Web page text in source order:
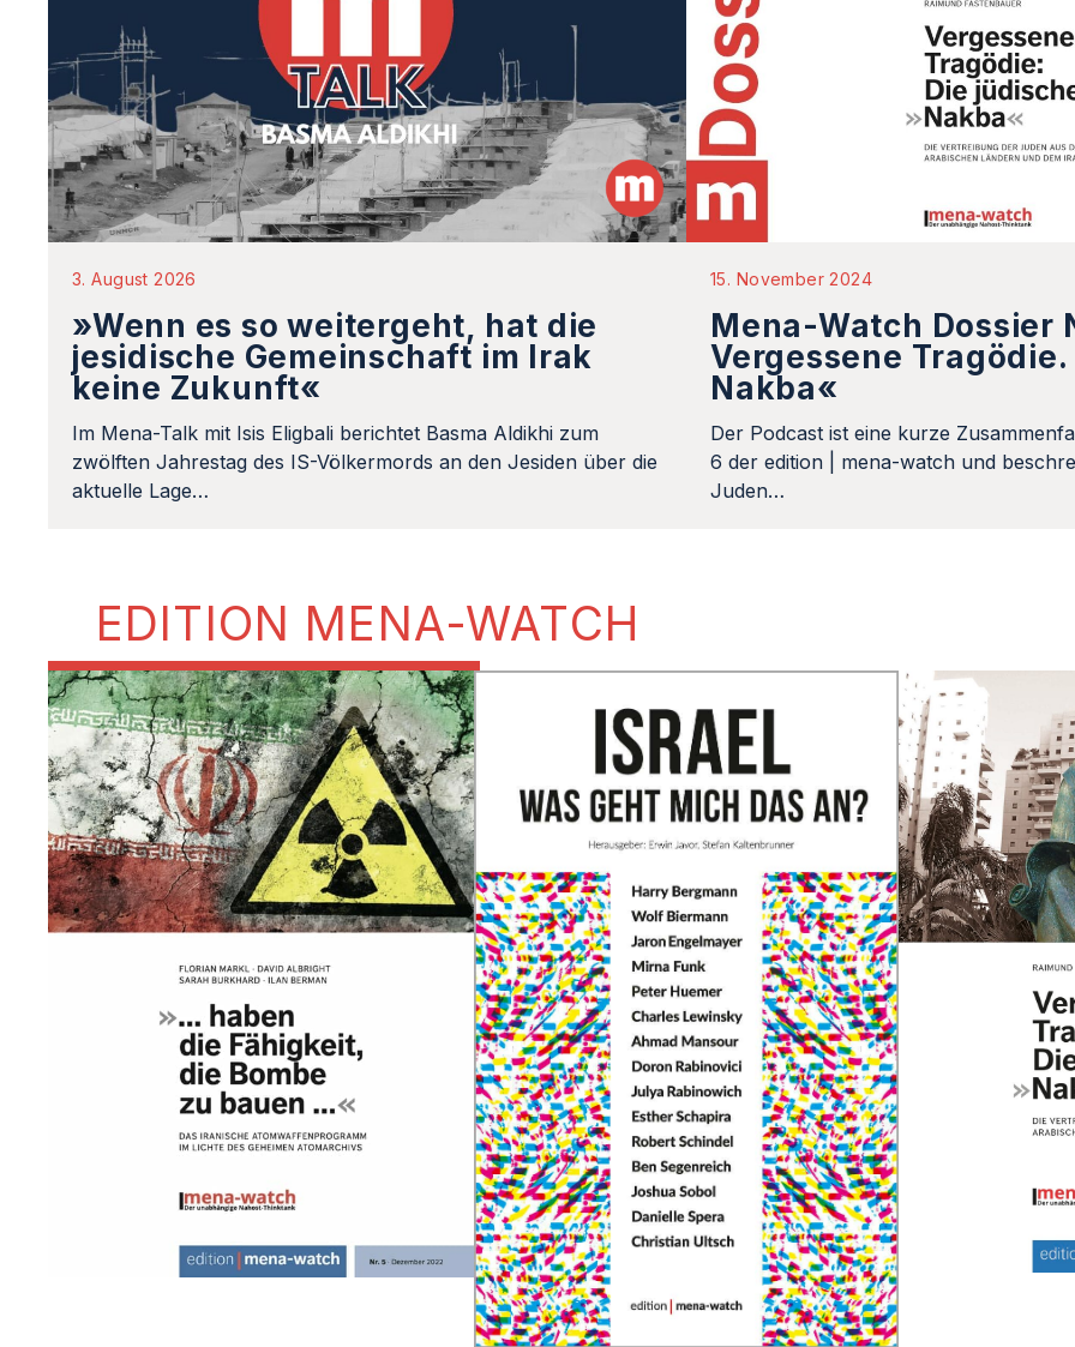
3. August 2026
»Wenn es so weitergeht, hat die
jesidische Gemeinschaft im Irak
keine Zukunft«
Im Mena-Talk mit Isis Eligbali berichtet Basma Aldikhi zum
zwölften Jahrestag des IS-Völkermords an den Jesiden über die
aktuelle Lage…
15. November 2024
Mena-Watch Dossier
Vergessene
Nakba«
Der Podcast ist eine kurze
6 der edition | mena-watch und
Juden…
EDITION MENA-WATCH